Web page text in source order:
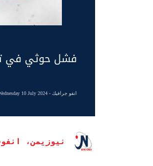
فشل حوثي في
انفو جرافيك- Wednesday 10 July 2024 الساعة 06:10 pm
نيوزيمن،